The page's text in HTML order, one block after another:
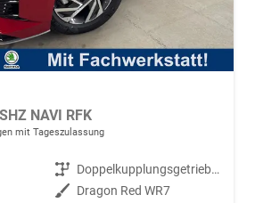
NAVI RFK
mit Tageszulassung
Getriebe
Doppelkupplungsgetriebe (DSG)
Außenfarbe Dragon Red WR7